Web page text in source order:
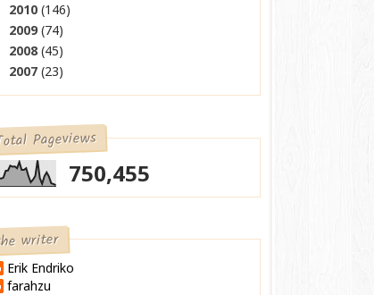
2010(146)
2009(74)
2008(45)
2007(23)
Pageviews
750,455
writer
Erik Endriko
farahzu